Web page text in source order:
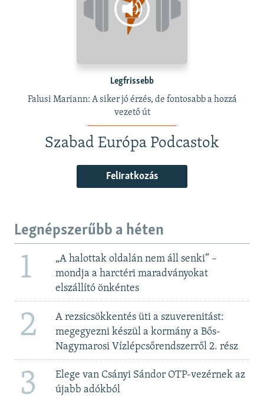
Legfrissebb
Falusi Mariann: A siker jó érzés, de fontosabb a hozzá
vezető út
Szabad Európa Podcastok
Feliratkozás
Legnépszerűbb a héten
1
„A halottak oldalán nem áll senki” –
mondja a harctéri maradványokat
elszállító önkéntes
2
A rezsicsökkentés üti a szuverenitást:
megegyezni készül a kormány a Bős-
Nagymarosi Vízlépcsőrendszerről 2. rész
3
Elege van Csányi Sándor OTP-vezérnek az
újabb adókból